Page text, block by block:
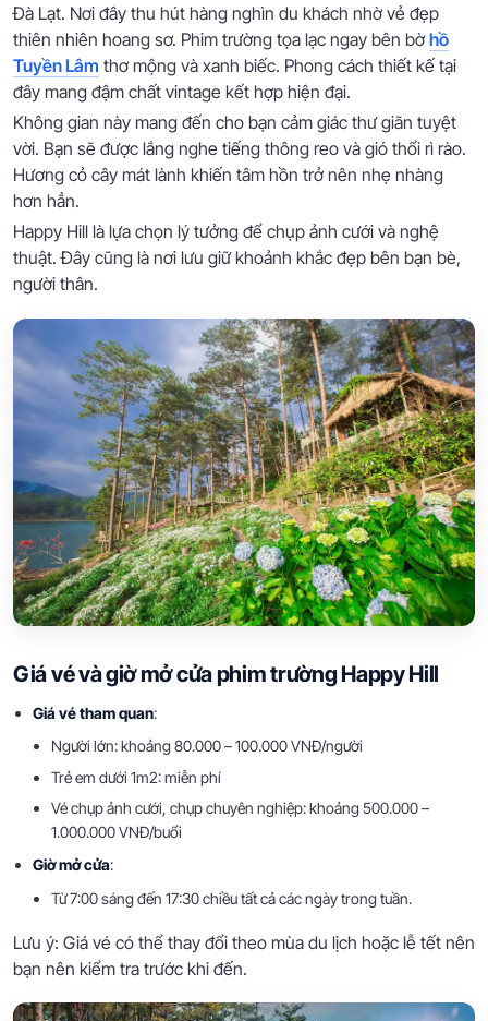
Đà Lạt. Nơi đây thu hút hàng nghìn du khách nhờ vẻ đẹp
thiên nhiên hoang sơ. Phim trường tọa lạc ngay bên bờhồ
Tuyền Lâm thơ mộng và xanh biếc. Phong cách thiết kế tại
đây mang đậm chất vintage kết hợp hiện đại.
Không gian này mang đến cho bạn cảm giác thư giãn tuyệt
vời. Bạn sẽ được lắng nghe tiếng thông reo và gió thổi rì rào.
Hương cỏ cây mát lành khiến tâm hồn trở nên nhẹ nhàng
hơn hẳn.
Happy Hill là lựa chọn lý tưởng để chụp ảnh cưới và nghệ
thuật. Đây cũng là nơi lưu giữ khoảnh khắc đẹp bên bạn bè,
người thân.
Giá vé và giờ mở cửa phim trường Happy Hill
Giá vé tham quan:
Người lớn: khoảng 80.000 – 100.000 VNĐ/người
Trẻ em dưới 1m2: miễn phí
Vé chụp ảnh cưới, chụp chuyên nghiệp: khoảng 500.000 –
1.000.000 VNĐ/buổi
Giờ mở cửa:
Từ 7:00 sáng đến 17:30 chiều tất cả các ngày trong tuần.
Lưu ý: Giá vé có thể thay đổi theo mùa du lịch hoặc lễ tết nên
bạn nên kiểm tra trước khi đến.